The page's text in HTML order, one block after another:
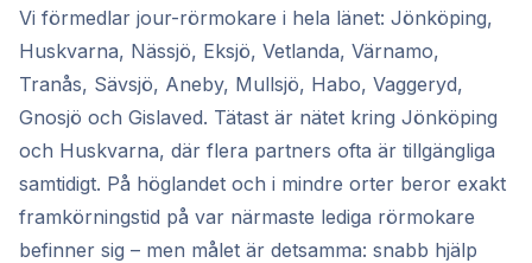
Vi förmedlar jour-rörmokare i hela länet: Jönköping,
Huskvarna, Nässjö, Eksjö, Vetlanda, Värnamo,
Tranås, Sävsjö, Aneby, Mullsjö, Habo, Vaggeryd,
Gnosjö och Gislaved. Tätast är nätet kring Jönköping
och Huskvarna, där flera partners ofta är tillgängliga
samtidigt. På höglandet och i mindre orter beror exakt
framkörningstid på var närmaste lediga rörmokare
befinner sig – men målet är detsamma: snabb hjälp